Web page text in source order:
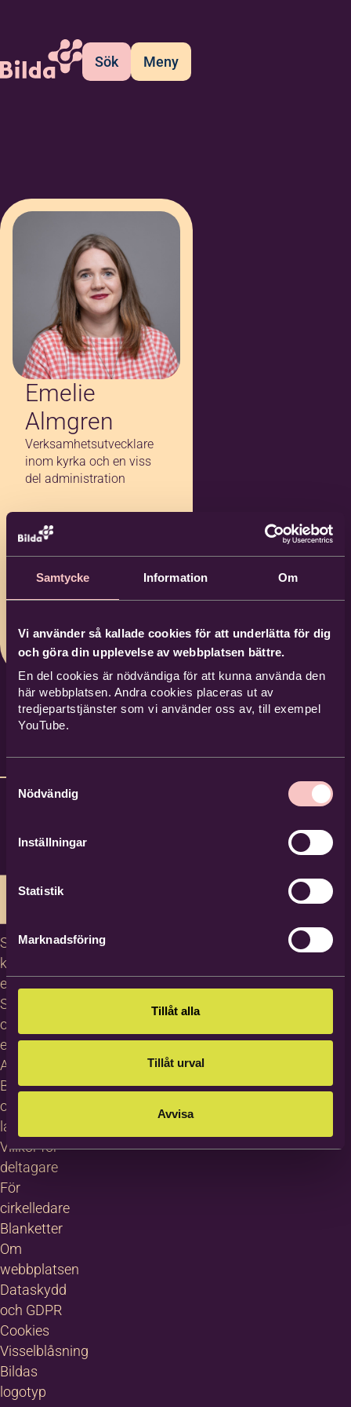
Samtycke Information Om
Vi använder så kallade cookies för att underlätta för dig
och göra din upplevelse av webbplatsen bättre.
En del cookies är nödvändiga för att kunna använda den
här webbplatsen. Andra cookies placeras ut av
tredjepartstjänster som vi använder oss av, till exempel
YouTube.
Samtyckesval
Nödvändig
Inställningar
Statistik
Marknadsföring
Tillåt alla
Tillåt urval
Avvisa
Sök Meny
Emelie
Almgren
Verksamhetsutvecklare
inom kyrka och en viss
del administration
0660 - 20 12 24
070-777 51 93
emelie.almgren@b
ilda.nu
Bilda Örnsköldsvik
Studiecirklar,
kurser och
evenemang
Studiematerial
och
erbjudanden
About
Bilda in
other
languages
Villkor för
deltagare
För
cirkelledare
Blanketter
Om
webbplatsen
Dataskydd
och GDPR
Cookies
Visselblåsning
Bildas
logotyp